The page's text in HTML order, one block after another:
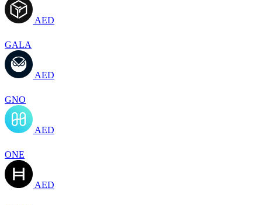
AED
GALA
AED
GNO
AED
ONE
AED